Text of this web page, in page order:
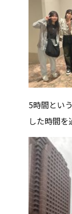
5時間とい
した時間を